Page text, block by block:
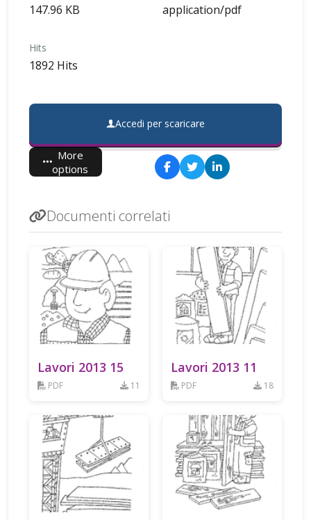
147.96 KB application/pdf
Hits
1892 Hits
Accedi per scaricare
More
options
Documenti correlati
Lavori 2013 15
PDF 11
Lavori 2013 11
PDF 18